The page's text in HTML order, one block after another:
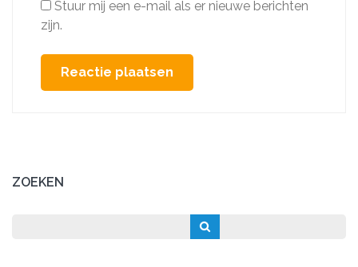
Stuur mij een e-mail als er nieuwe berichten
zijn.
ZOEKEN